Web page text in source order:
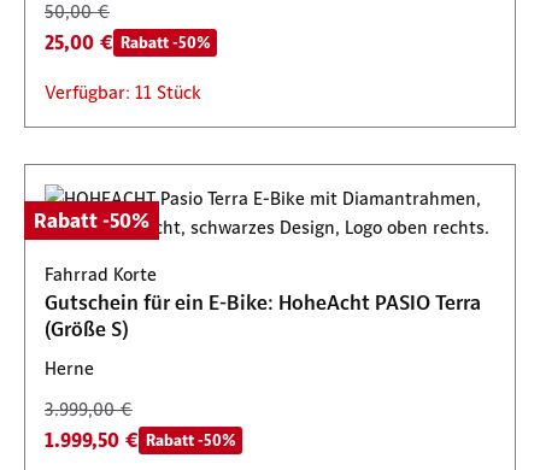
50,00 €
25,00 € Rabatt -50%
Verfügbar: 11 Stück
Rabatt -50%
Fahrrad Korte
Gutschein für ein E-Bike: HoheAcht PASIO Terra
(Größe S)
Herne
3.999,00 €
1.999,50 € Rabatt -50%